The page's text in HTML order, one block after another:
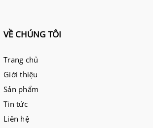
VỀ CHÚNG TÔI
Trang chủ
Giới thiệu
Sản phẩm
Tin tức
Liên hệ